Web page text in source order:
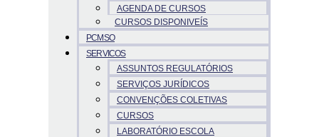
AGENDA DE CURSOS
CURSOS DISPONIVEÍS
PCMSO
SERVICOS
ASSUNTOS REGULATÓRIOS
SERVIÇOS JURÍDICOS
CONVENÇÕES COLETIVAS
CURSOS
LABORATÓRIO ESCOLA